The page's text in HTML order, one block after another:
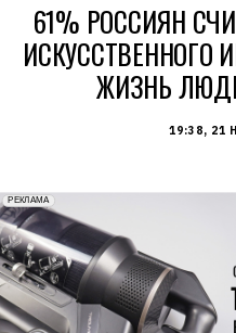
61% РОССИЯН
ИСКУССТВЕННОГО
ЖИЗНЬ
19:38, 21
erid: 2VfnxxmNzs5
РЕКЛАМА